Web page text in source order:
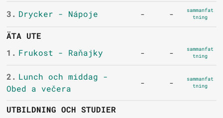
3. Drycker - Nápoje - -
sammanfat
tning
ÄTA UTE
1. Frukost - Raňajky - -
sammanfat
tning
2. Lunch och middag -
Obed a večera
- -
sammanfat
tning
UTBILDNING OCH STUDIER